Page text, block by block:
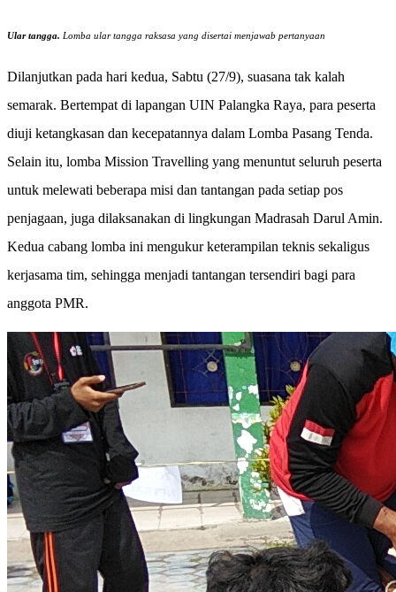
Ular tangga. Lomba ular tangga raksasa yang disertai menjawab pertanyaan
Dilanjutkan pada hari kedua, Sabtu (27/9), suasana tak kalah
semarak. Bertempat di lapangan UIN Palangka Raya, para peserta
diuji ketangkasan dan kecepatannya dalam Lomba Pasang Tenda.
Selain itu, lomba Mission Travelling yang menuntut seluruh peserta
untuk melewati beberapa misi dan tantangan pada setiap pos
penjagaan, juga dilaksanakan di lingkungan Madrasah Darul Amin.
Kedua cabang lomba ini mengukur keterampilan teknis sekaligus
kerjasama tim, sehingga menjadi tantangan tersendiri bagi para
anggota PMR.